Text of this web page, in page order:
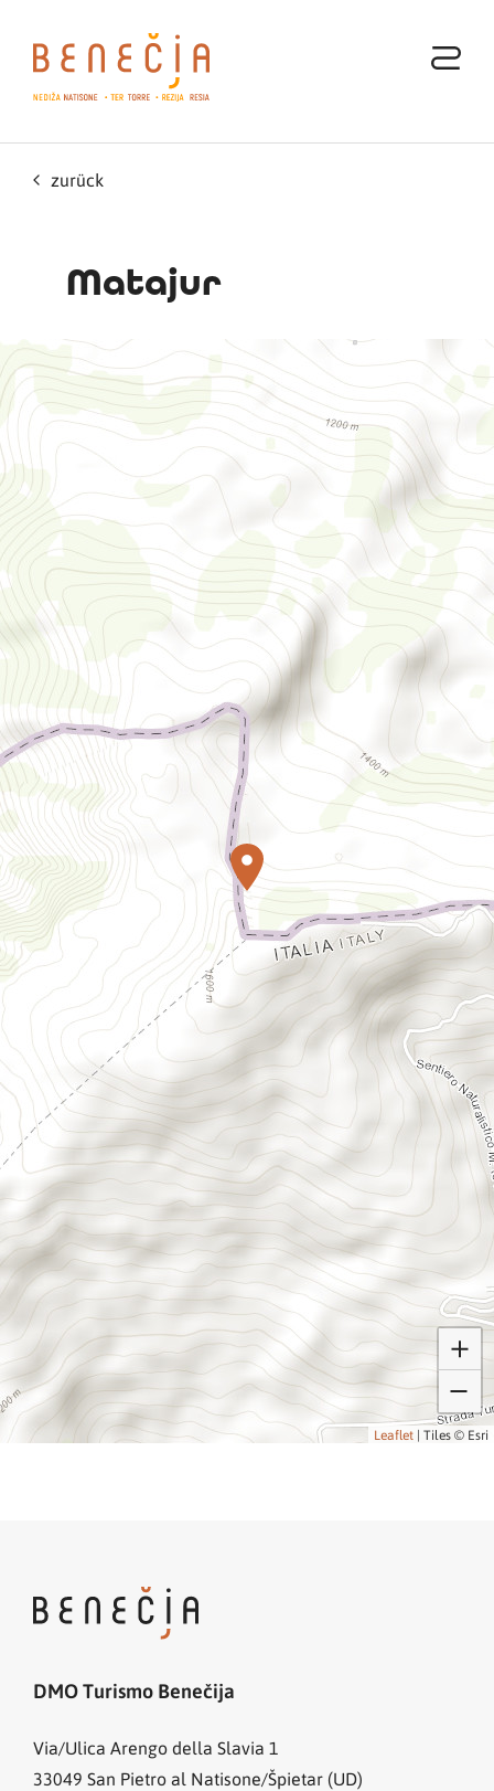
zurück
Matajur
Leaflet | Tiles © Esri
DMO Turismo Benečija
Via/Ulica Arengo della Slavia 1
33049 San Pietro al Natisone/Špietar (UD)